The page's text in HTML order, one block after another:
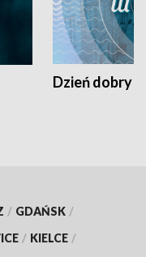
Dzień dobry
/ GDAŃSK /
/ KIELCE /